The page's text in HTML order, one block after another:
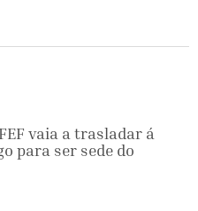
vaia a trasladar á
para ser sede do